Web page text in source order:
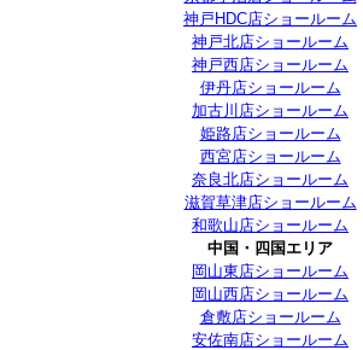
神戸HDC店ショールーム
神戸北店ショールーム
神戸西店ショールーム
伊丹店ショールーム
加古川店ショールーム
姫路店ショールーム
西宮店ショールーム
奈良北店ショールーム
滋賀草津店ショールーム
和歌山店ショールーム
中国・四国エリア
岡山東店ショールーム
岡山西店ショールーム
倉敷店ショールーム
安佐南店ショールーム